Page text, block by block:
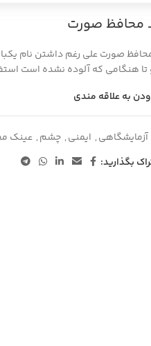
محافظ صورت
صورت علی رغم داشتن نام
تا هنگامی که آلوده نشده است
به علاقه مندی
آزمایشگاهی, ایمنی, چشم, عینک
بگذارید: